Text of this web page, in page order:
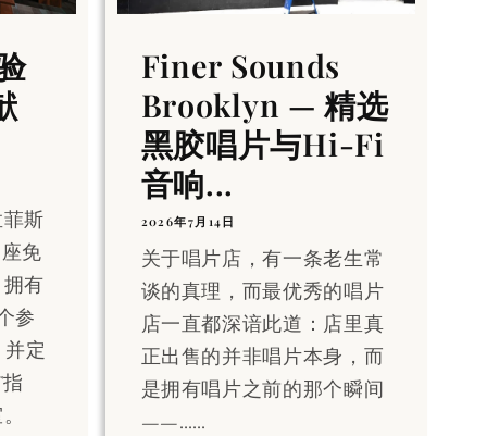
斯
免
有
参
定
Finer Sounds
Brooklyn — 精选
黑胶唱片与Hi-Fi
音响...
2026年7月14日
关于唱片店，有一条老生常
谈的真理，而最优秀的唱片
店一直都深谙此道：店里真
正出售的并非唱片本身，而
是拥有唱片之前的那个瞬间
——……